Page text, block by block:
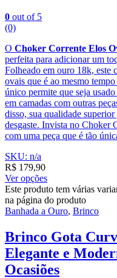
0 out of 5
(0)
O Choker Corrente Elos
perfeita para adicionar um
Folheado em ouro 18k, este
ovais que é ao mesmo
único permite que seja
em camadas com outras
disso, sua qualidade
desgaste. Invista no Choker
com uma peça que é tão
SKU: n/a
R$ 179,90
Ver opções
Este produto tem várias
na página do produto
Banhada a Ouro, Brinco
Brinco Gota
Elegante e
Ocasiões